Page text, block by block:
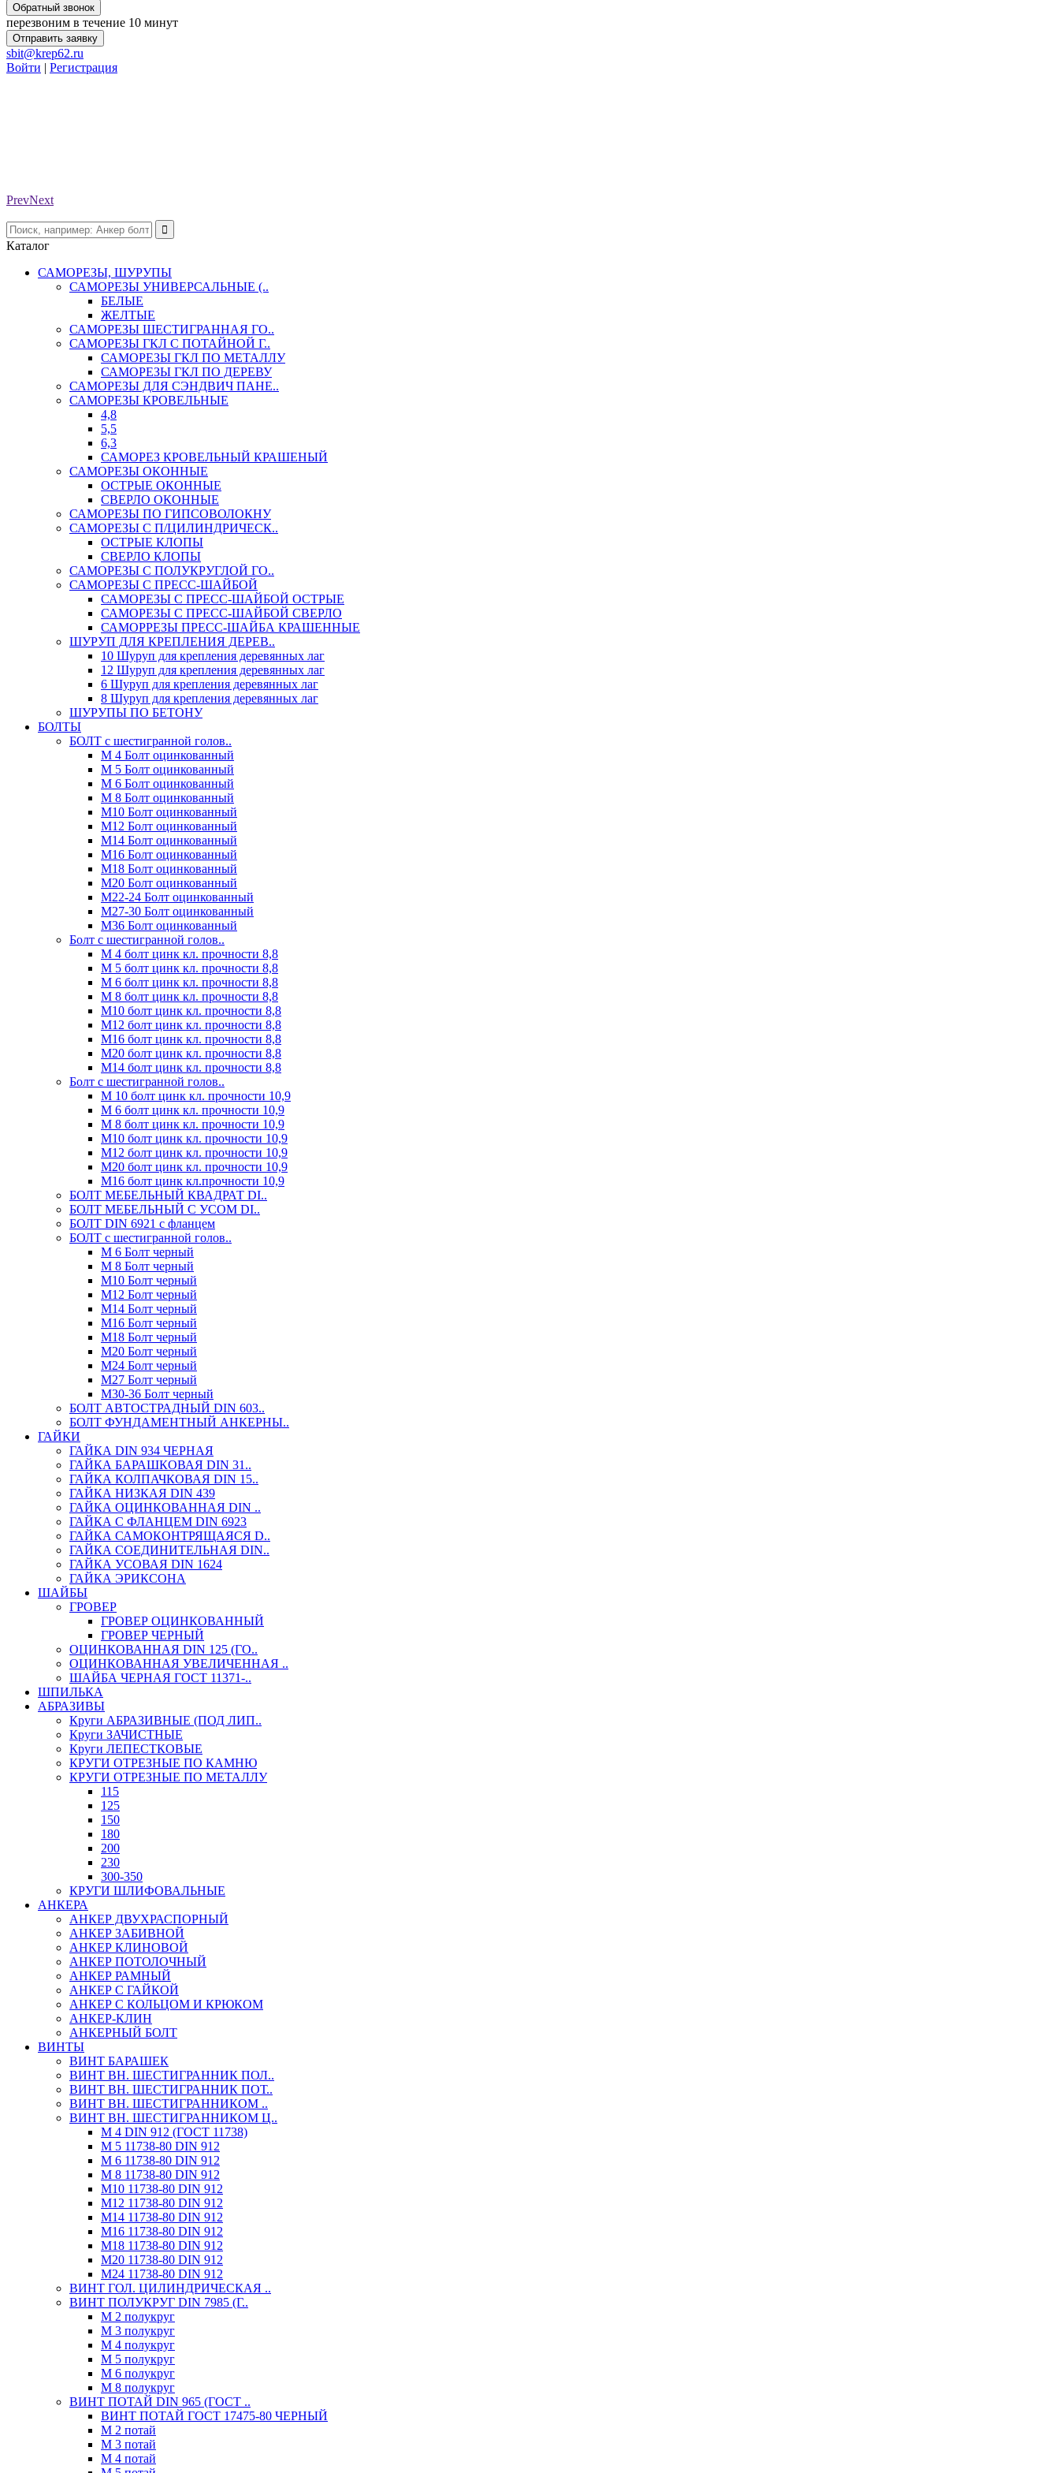
Обратный звонок
перезвоним в течение 10 минут
Отправить заявку
sbit@krep62.ru
Войти | Регистрация
PrevNext
Каталог
САМОРЕЗЫ, ШУРУПЫ
САМОРЕЗЫ УНИВЕРСАЛЬНЫЕ (..
БЕЛЫЕ
ЖЕЛТЫЕ
САМОРЕЗЫ ШЕСТИГРАННАЯ ГО..
САМОРЕЗЫ ГКЛ С ПОТАЙНОЙ Г..
САМОРЕЗЫ ГКЛ ПО МЕТАЛЛУ
САМОРЕЗЫ ГКЛ ПО ДЕРЕВУ
САМОРЕЗЫ ДЛЯ СЭНДВИЧ ПАНЕ..
САМОРЕЗЫ КРОВЕЛЬНЫЕ
4,8
5,5
6,3
САМОРЕЗ КРОВЕЛЬНЫЙ КРАШЕНЫЙ
САМОРЕЗЫ ОКОННЫЕ
ОСТРЫЕ ОКОННЫЕ
СВЕРЛО ОКОННЫЕ
САМОРЕЗЫ ПО ГИПСОВОЛОКНУ
САМОРЕЗЫ С П/ЦИЛИНДРИЧЕСК..
ОСТРЫЕ КЛОПЫ
СВЕРЛО КЛОПЫ
САМОРЕЗЫ С ПОЛУКРУГЛОЙ ГО..
САМОРЕЗЫ С ПРЕСС-ШАЙБОЙ
САМОРЕЗЫ С ПРЕСС-ШАЙБОЙ ОСТРЫЕ
САМОРЕЗЫ С ПРЕСС-ШАЙБОЙ СВЕРЛО
САМОРРЕЗЫ ПРЕСС-ШАЙБА КРАШЕННЫЕ
ШУРУП ДЛЯ КРЕПЛЕНИЯ ДЕРЕВ..
10 Шуруп для крепления деревянных лаг
12 Шуруп для крепления деревянных лаг
6 Шуруп для крепления деревянных лаг
8 Шуруп для крепления деревянных лаг
ШУРУПЫ ПО БЕТОНУ
БОЛТЫ
БОЛТ с шестигранной голов..
М 4 Болт оцинкованный
М 5 Болт оцинкованный
М 6 Болт оцинкованный
М 8 Болт оцинкованный
М10 Болт оцинкованный
М12 Болт оцинкованный
М14 Болт оцинкованный
М16 Болт оцинкованный
М18 Болт оцинкованный
М20 Болт оцинкованный
М22-24 Болт оцинкованный
М27-30 Болт оцинкованный
М36 Болт оцинкованный
Болт с шестигранной голов..
М 4 болт цинк кл. прочности 8,8
М 5 болт цинк кл. прочности 8,8
М 6 болт цинк кл. прочности 8,8
М 8 болт цинк кл. прочности 8,8
М10 болт цинк кл. прочности 8,8
М12 болт цинк кл. прочности 8,8
М16 болт цинк кл. прочности 8,8
М20 болт цинк кл. прочности 8,8
М14 болт цинк кл. прочности 8,8
Болт с шестигранной голов..
М 10 болт цинк кл. прочности 10,9
М 6 болт цинк кл. прочности 10,9
М 8 болт цинк кл. прочности 10,9
М10 болт цинк кл. прочности 10,9
М12 болт цинк кл. прочности 10,9
М20 болт цинк кл. прочности 10,9
М16 болт цинк кл.прочности 10,9
БОЛТ МЕБЕЛЬНЫЙ КВАДРАТ DI..
БОЛТ МЕБЕЛЬНЫЙ С УСОМ DI..
БОЛТ DIN 6921 c фланцем
БОЛТ с шестигранной голов..
М 6 Болт черный
М 8 Болт черный
М10 Болт черный
М12 Болт черный
М14 Болт черный
М16 Болт черный
М18 Болт черный
М20 Болт черный
М24 Болт черный
М27 Болт черный
М30-36 Болт черный
БОЛТ АВТОСТРАДНЫЙ DIN 603..
БОЛТ ФУНДАМЕНТНЫЙ АНКЕРНЫ..
ГАЙКИ
ГАЙКА DIN 934 ЧЕРНАЯ
ГАЙКА БАРАШКОВАЯ DIN 31..
ГАЙКА КОЛПАЧКОВАЯ DIN 15..
ГАЙКА НИЗКАЯ DIN 439
ГАЙКА ОЦИНКОВАННАЯ DIN ..
ГАЙКА С ФЛАНЦЕМ DIN 6923
ГАЙКА САМОКОНТРЯЩАЯСЯ D..
ГАЙКА СОЕДИНИТЕЛЬНАЯ DIN..
ГАЙКА УСОВАЯ DIN 1624
ГАЙКА ЭРИКСОНА
ШАЙБЫ
ГРОВЕР
ГРОВЕР ОЦИНКОВАННЫЙ
ГРОВЕР ЧЕРНЫЙ
ОЦИНКОВАННАЯ DIN 125 (ГО..
ОЦИНКОВАННАЯ УВЕЛИЧЕННАЯ ..
ШАЙБА ЧЕРНАЯ ГОСТ 11371-..
ШПИЛЬКА
АБРАЗИВЫ
Круги АБРАЗИВНЫЕ (ПОД ЛИП..
Круги ЗАЧИСТНЫЕ
Круги ЛЕПЕСТКОВЫЕ
КРУГИ ОТРЕЗНЫЕ ПО КАМНЮ
КРУГИ ОТРЕЗНЫЕ ПО МЕТАЛЛУ
115
125
150
180
200
230
300-350
КРУГИ ШЛИФОВАЛЬНЫЕ
АНКЕРА
АНКЕР ДВУХРАСПОРНЫЙ
АНКЕР ЗАБИВНОЙ
АНКЕР КЛИНОВОЙ
АНКЕР ПОТОЛОЧНЫЙ
АНКЕР РАМНЫЙ
АНКЕР С ГАЙКОЙ
АНКЕР С КОЛЬЦОМ И КРЮКОМ
АНКЕР-КЛИН
АНКЕРНЫЙ БОЛТ
ВИНТЫ
ВИНТ БАРАШЕК
ВИНТ ВН. ШЕСТИГРАННИК ПОЛ..
ВИНТ ВН. ШЕСТИГРАННИК ПОТ..
ВИНТ ВН. ШЕСТИГРАННИКОМ ..
ВИНТ ВН. ШЕСТИГРАННИКОМ Ц..
М 4 DIN 912 (ГОСТ 11738)
М 5 11738-80 DIN 912
М 6 11738-80 DIN 912
М 8 11738-80 DIN 912
М10 11738-80 DIN 912
М12 11738-80 DIN 912
М14 11738-80 DIN 912
М16 11738-80 DIN 912
М18 11738-80 DIN 912
М20 11738-80 DIN 912
М24 11738-80 DIN 912
ВИНТ ГОЛ. ЦИЛИНДРИЧЕСКАЯ ..
ВИНТ ПОЛУКРУГ DIN 7985 (Г..
М 2 полукруг
М 3 полукруг
М 4 полукруг
М 5 полукруг
М 6 полукруг
М 8 полукруг
ВИНТ ПОТАЙ DIN 965 (ГОСТ ..
ВИНТ ПОТАЙ ГОСТ 17475-80 ЧЕРНЫЙ
М 2 потай
М 3 потай
М 4 потай